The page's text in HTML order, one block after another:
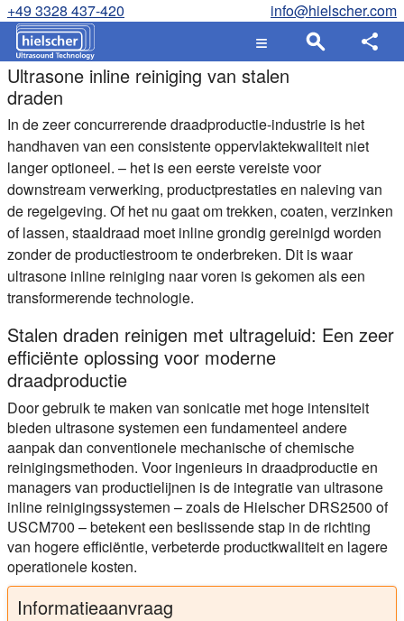
+49 3328 437-420 info@hielscher.com
Ultrasone inline reiniging van stalen
draden
In de zeer concurrerende draadproductie-industrie is het
handhaven van een consistente oppervlaktekwaliteit niet
langer optioneel. – het is een eerste vereiste voor
downstream verwerking, productprestaties en naleving van
de regelgeving. Of het nu gaat om trekken, coaten, verzinken
of lassen, staaldraad moet inline grondig gereinigd worden
zonder de productiestroom te onderbreken. Dit is waar
ultrasone inline reiniging naar voren is gekomen als een
transformerende technologie.
Stalen draden reinigen met ultrageluid: Een zeer
efficiënte oplossing voor moderne
draadproductie
Door gebruik te maken van sonicatie met hoge intensiteit
bieden ultrasone systemen een fundamenteel andere
aanpak dan conventionele mechanische of chemische
reinigingsmethoden. Voor ingenieurs in draadproductie en
managers van productielijnen is de integratie van ultrasone
inline reinigingssystemen – zoals de Hielscher DRS2500 of
USCM700 – betekent een beslissende stap in de richting
van hogere efficiëntie, verbeterde productkwaliteit en lagere
operationele kosten.
Informatieaanvraag